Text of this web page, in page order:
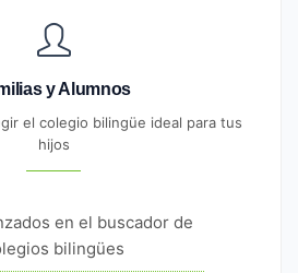
y Alumnos
el colegio bilingüe ideal para tus
hijos
en el buscador de
bilingües